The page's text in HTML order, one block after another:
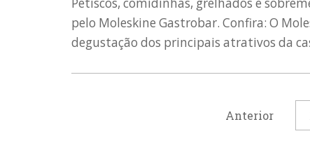
pelo Moleskine Gastrobar. Confira: O
degustação dos principais atrativos da
Anterior